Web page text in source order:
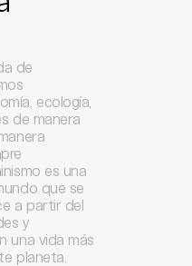
de
ecología,
de manera
es una
que se
a partir del
y
una vida más
planeta.